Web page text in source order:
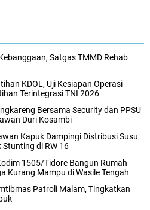
Satgas TMMD Rehab
KDOL, Uji Kesiapan Operasi
Terintegrasi TNI 2026
Bersama Security dan PPSU
Duri Kosambi
Kapuk Dampingi Distribusi Susu
di RW 16
1505/Tidore Bangun Rumah
Kurang Mampu di Wasile Tengah
Patroli Malam, Tingkatkan